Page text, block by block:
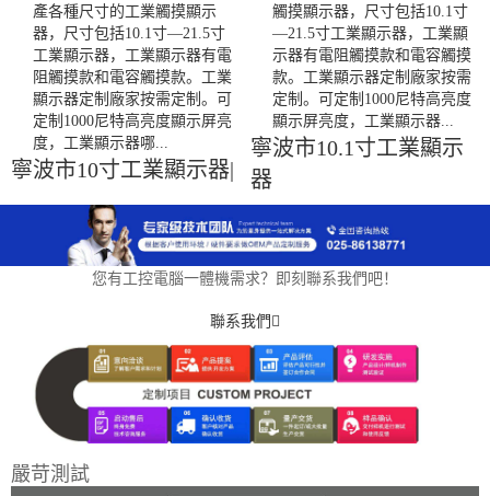
產各種尺寸的工業觸摸顯示
器，尺寸包括10.1寸—21.5寸
工業顯示器，工業顯示器有電
阻觸摸款和電容觸摸款。工業
顯示器定制廠家按需定制。可
定制1000尼特高亮度顯示屏亮
度，工業顯示器哪...
寧波市10寸工業顯示器|
觸摸顯示器，尺寸包括10.1寸
—21.5寸工業顯示器，工業顯
示器有電阻觸摸款和電容觸摸
款。工業顯示器定制廠家按需
定制。可定制1000尼特高亮度
顯示屏亮度，工業顯示器...
寧波市10.1寸工業顯示
器
您有工控電腦一體機需求？即刻聯系我們吧！
聯系我們
嚴苛測試